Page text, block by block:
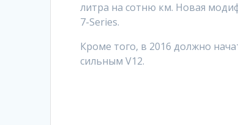
литра на сотню км. Новая
7-Series.
Кроме того, в 2016 должно
сильным V12.